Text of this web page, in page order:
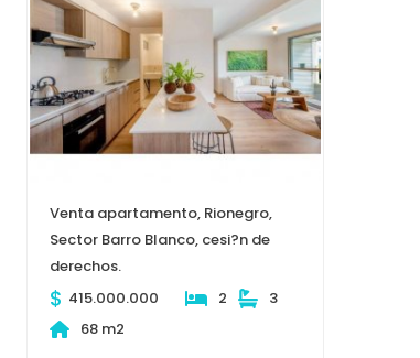
Venta apartamento, Rionegro,
Sector Barro Blanco, cesi?n de
derechos.
$ 415.000.000 2
3
68 m2